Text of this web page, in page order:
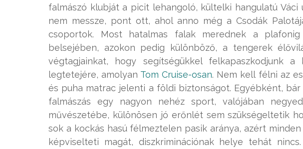
falmászó klubját a picit lehangoló, kültelki hangulatú
nem messze, pont ott, ahol anno még a Csodák
csoportok. Most hatalmas falak merednek a
belsejében, azokon pedig különböző, a tengerek
végtagjainkat, hogy segítségükkel felkapaszkodjunk
legtetejére, amolyan Tom Cruise-osan. Nem kell félni az
és puha matrac jelenti a földi biztonságot. Egyébként,
falmászás egy nagyon nehéz sport, valójában
művészetébe, különösen jó erőnlét sem szükségeltetik
sok a kockás hasú félmeztelen pasik aránya, azért
képviselteti magát, diszkriminációnak helye tehát